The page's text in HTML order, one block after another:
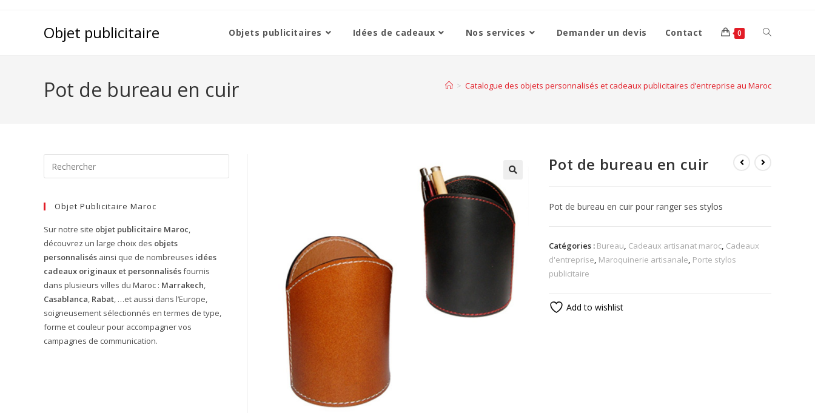
Objet publicitaire Objets publicitaires Idées de cadeaux Nos services Demander un devis Contact 0
Pot de bureau en cuir > Catalogue des objets personnalisés et cadeaux publicitaires d’entreprise au Maroc
Pot de bureau en cuir
Pot de bureau en cuir pour ranger ses stylos
Catégories : Bureau, Cadeaux artisanat maroc, Cadeaux
d'entreprise, Maroquinerie artisanale, Porte stylos
publicitaire
Add to wishlist
Objet Publicitaire Maroc
Sur notre site objet publicitaire Maroc,
découvrez un large choix des objets
personnalisés ainsi que de nombreuses idées
cadeaux originaux et personnalisésfournis
dans plusieurs villes du Maroc : Marrakech,
Casablanca, Rabat, …et aussi dans l’Europe,
soigneusement sélectionnés en termes de type,
forme et couleur pour accompagner vos
campagnes de communication.